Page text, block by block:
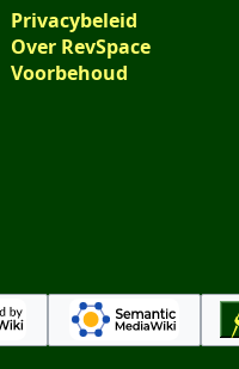
Privacybeleid
Over RevSpace
Voorbehoud